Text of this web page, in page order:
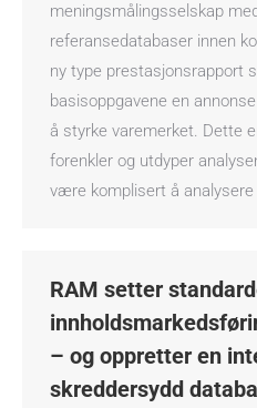
meningsmålingsselskap
referansedatabaser innen
ny type prestasjonsrapport
basisoppgavene en
å styrke varemerket. Dette
forenkler og utdyper
være komplisert å
RAM setter
– og oppretter en
skreddersydd